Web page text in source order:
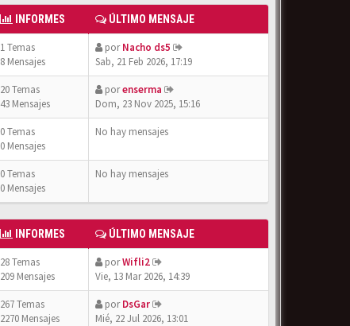
INFORMES ÚLTIMO MENSAJE
1 Temas
8 Mensajes
porNacho ds5
Sab, 21 Feb 2026, 17:19
20 Temas
43 Mensajes
porenserma
Dom, 23 Nov 2025, 15:16
0 Temas
0 Mensajes
No hay mensajes
0 Temas
0 Mensajes
No hay mensajes
INFORMES ÚLTIMO MENSAJE
28 Temas
209 Mensajes
porWifli2
Vie, 13 Mar 2026, 14:39
267 Temas
2270 Mensajes
porDsGar
Mié, 22 Jul 2026, 13:01